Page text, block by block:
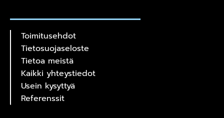
Toimitusehdot
Tietosuojaseloste
Tietoa meistä
Kaikki yhteystiedot
Usein kysyttyä
Referenssit